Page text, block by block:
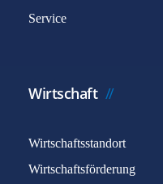
Service
Wirtschaft
Wirtschaftsstandort
Wirtschaftsförderung